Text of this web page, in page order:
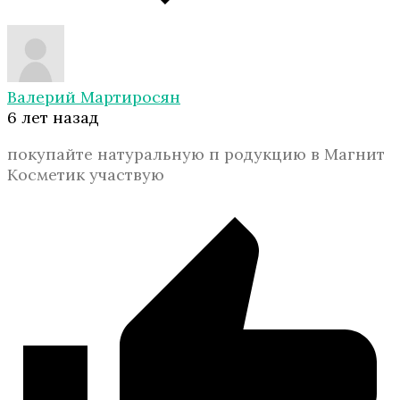
Валерий Мартиросян
6 лет назад
покупайте натуральную п родукцию в Магнит
Косметик участвую